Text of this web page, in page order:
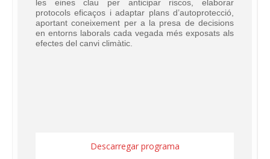
les eines clau per anticipar riscos, elaborar
protocols eficaços i adaptar plans d’autoprotecció,
aportant coneixement per a la presa de decisions
en entorns laborals cada vegada més exposats als
efectes del canvi climàtic.
Descarregar programa